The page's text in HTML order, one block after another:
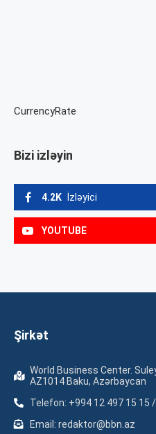
CurrencyRate
Bizi izləyin
4.2K İzləyici
YOUTUBE
Şirkət
World Business Center.
AZ1014 Baku, Azərbaycan
Telefon: +994 12 497 15 15
Email: redaktor@bbn.az